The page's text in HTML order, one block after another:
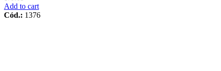
Add to cart
Cód.: 1376